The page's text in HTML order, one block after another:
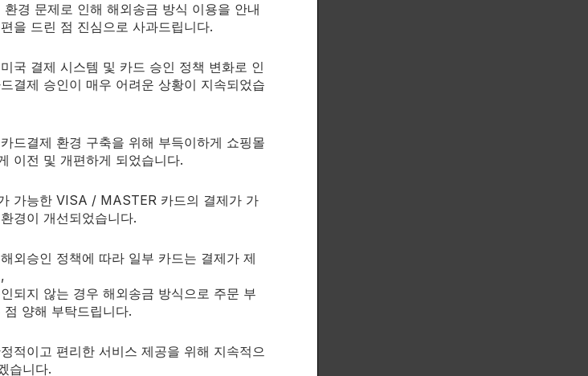
.
해 사용될
XT와 함께
환경 문제로 인해 해외송금 방식 이용을 안내
을 드린 점 진심으로 사과드립니다.
국 결제 시스템 및 카드 승인 정책 변화로 인
결제 승인이 매우 어려운 상황이 지속되었습
드결제 환경 구축을 위해 부득이하게 쇼핑몰
이전 및 개편하게 되었습니다.
가능한 VISA / MASTER 카드의 결제가 가
경이 개선되었습니다.
외승인 정책에 따라 일부 카드는 결제가 제
되지 않는 경우 해외송금 방식으로 주문 부
양해 부탁드립니다.
적이고 편리한 서비스 제공을 위해 지속적으
습니다.